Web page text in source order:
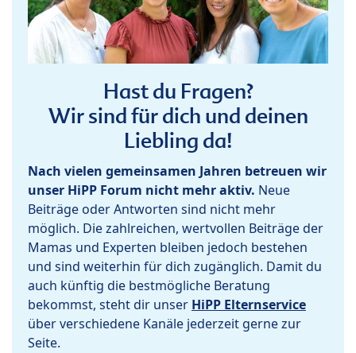
Hast du Fragen?
Wir sind für dich und deinen
Liebling da!
Nach vielen gemeinsamen Jahren betreuen wir
unser HiPP Forum nicht mehr aktiv. Neue
Beiträge oder Antworten sind nicht mehr
möglich. Die zahlreichen, wertvollen Beiträge der
Mamas und Experten bleiben jedoch bestehen
und sind weiterhin für dich zugänglich. Damit du
auch künftig die bestmögliche Beratung
bekommst, steht dir unser HiPP Elternservice
über verschiedene Kanäle jederzeit gerne zur
Seite.